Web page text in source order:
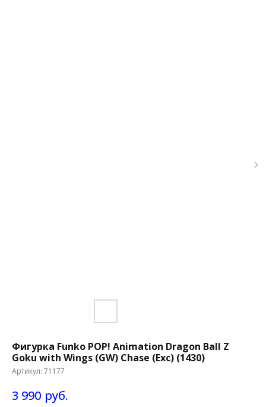
Фигурка Funko POP! Animation Dragon Ball Z
Goku with Wings (GW) Chase (Exc) (1430)
Артикул: 71177
3 990 руб.